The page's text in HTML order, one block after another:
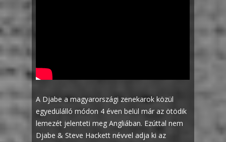
A Djabe a magyarországi zenekarok közül
egyedülálló módon 4 éven belül már az ötödik
lemezét jelenteti meg Angliában. Ezúttal nem
Djabe & Steve Hackett névvel adja ki az